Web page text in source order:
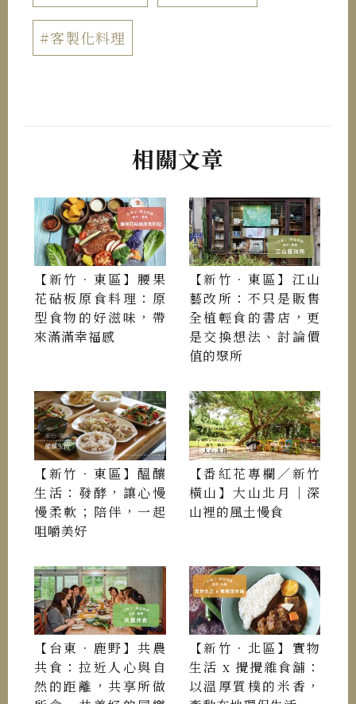
#客製化料理
相關文章
【新竹．東區】腰果
花砧板原食料理：原
型食物的好滋味，帶
來滿滿幸福感
【新竹．東區】江山
藝改所：不只是販售
全植輕食的書店，更
是交換想法、討論價
值的聚所
【新竹．東區】醞釀
生活：發酵，讓心慢
慢柔軟；陪伴，一起
咀嚼美好
【番紅花專欄／新竹
橫山】大山北月｜深
山裡的風土慢食
【台東．鹿野】共農
共食：拉近人心與自
然的距離，共享所做
【新竹．北區】實物
生活 x 攪攪雜食舖：
以溫厚質樸的米香，